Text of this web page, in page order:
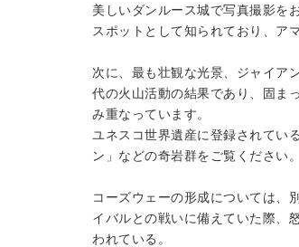
美しいダンルース城で写真撮影を
スポットとして知られており、ア
次に、最も壮観な光景、ジャイア
代の火山活動の結果であり、固ま
み重なっています。
ユネスコ世界遺産に登録されてい
ン」などの奇岩群をご覧ください。
コーズウェーの形成については、
イバルとの戦いに備えていた際、
われている。